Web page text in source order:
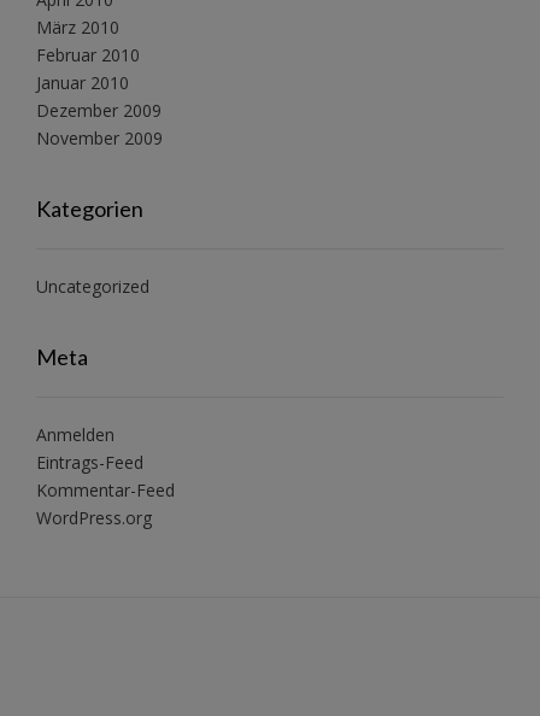
März 2010
Februar 2010
Januar 2010
Dezember 2009
November 2009
Kategorien
Uncategorized
Meta
Anmelden
Eintrags-Feed
Kommentar-Feed
WordPress.org